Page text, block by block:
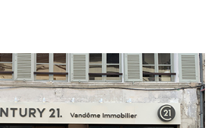
21 Vandôme Immobilier
de Gaulle BP 30123
EN VALOIS - 60800